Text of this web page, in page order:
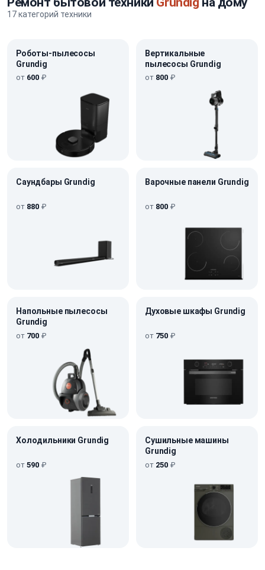
17 категорий техники
Роботы-пылесосы
Grundig
от 600 ₽
Вертикальные
пылесосы Grundig
от 800 ₽
Саундбары Grundig
от 880 ₽
Варочные панели Grundig
от 800 ₽
Напольные пылесосы
Grundig
от 700 ₽
Духовые шкафы Grundig
от 750 ₽
Холодильники Grundig
от 590 ₽
Сушильные машины
Grundig
от 250 ₽